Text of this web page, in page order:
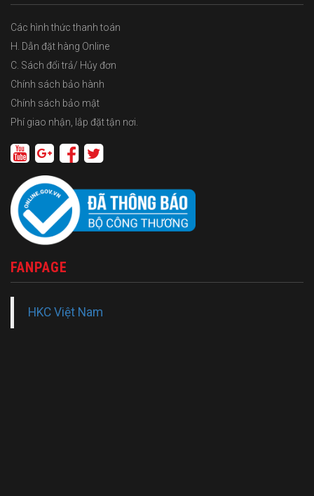
Các hình thức thanh toán
H. Dẫn đặt hàng Online
C. Sách đổi trả/ Hủy đơn
Chính sách bảo hành
Chính sách bảo mật
Phí giao nhận, lắp đặt tận nơi.
FANPAGE
HKC Việt Nam